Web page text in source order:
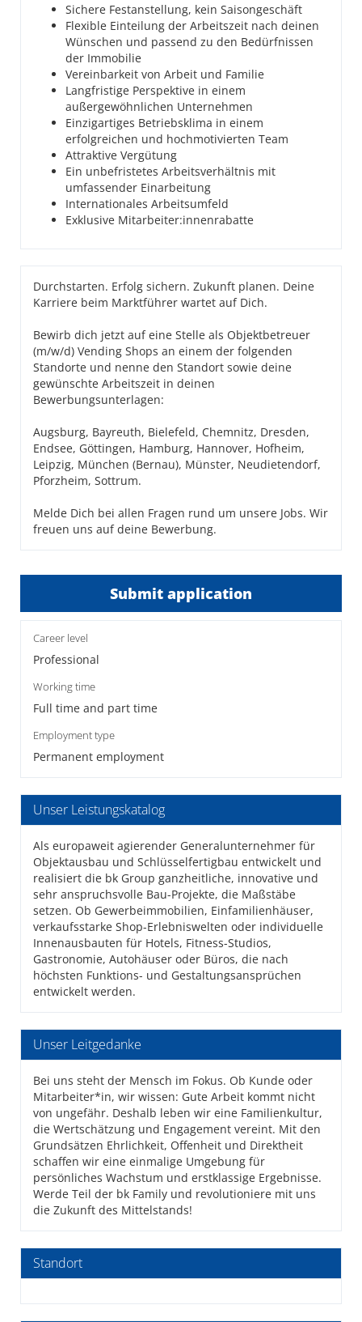
Sichere Festanstellung, kein Saisongeschäft
Flexible Einteilung der Arbeitszeit nach deinen
Wünschen und passend zu den Bedürfnissen
der Immobilie
Vereinbarkeit von Arbeit und Familie
Langfristige Perspektive in einem
außergewöhnlichen Unternehmen
Einzigartiges Betriebsklima in einem
erfolgreichen und hochmotivierten Team
Attraktive Vergütung
Ein unbefristetes Arbeitsverhältnis mit
umfassender Einarbeitung
Internationales Arbeitsumfeld
Exklusive Mitarbeiter:innenrabatte
Durchstarten. Erfolg sichern. Zukunft planen. Deine
Karriere beim Marktführer wartet auf Dich.
Bewirb dich jetzt auf eine Stelle als Objektbetreuer
(m/w/d) Vending Shops an einem der folgenden
Standorte und nenne den Standort sowie deine
gewünschte Arbeitszeit in deinen
Bewerbungsunterlagen:
Augsburg, Bayreuth, Bielefeld, Chemnitz, Dresden,
Endsee, Göttingen, Hamburg, Hannover, Hofheim,
Leipzig, München (Bernau), Münster, Neudietendorf,
Pforzheim, Sottrum.
Melde Dich bei allen Fragen rund um unsere Jobs. Wir
freuen uns auf deine Bewerbung.
Submit application
Career level
Professional
Working time
Full time and part time
Employment type
Permanent employment
Unser Leistungskatalog
Als europaweit agierender Generalunternehmer für
Objektausbau und Schlüsselfertigbau entwickelt und
realisiert die bk Group ganzheitliche, innovative und
sehr anspruchsvolle Bau-Projekte, die Maßstäbe
setzen. Ob Gewerbeimmobilien, Einfamilienhäuser,
verkaufsstarke Shop-Erlebniswelten oder individuelle
Innenausbauten für Hotels, Fitness-Studios,
Gastronomie, Autohäuser oder Büros, die nach
höchsten Funktions- und Gestaltungsansprüchen
entwickelt werden.
Unser Leitgedanke
Bei uns steht der Mensch im Fokus. Ob Kunde oder
Mitarbeiter*in, wir wissen: Gute Arbeit kommt nicht
von ungefähr. Deshalb leben wir eine Familienkultur,
die Wertschätzung und Engagement vereint. Mit den
Grundsätzen Ehrlichkeit, Offenheit und Direktheit
schaffen wir eine einmalige Umgebung für
persönliches Wachstum und erstklassige Ergebnisse.
Werde Teil der bk Family und revolutioniere mit uns
die Zukunft des Mittelstands!
Standort